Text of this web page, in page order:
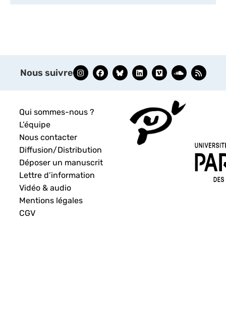
Nous suivre
Qui sommes-nous ?
L’équipe
Nous contacter
Diffusion/Distribution
Déposer un manuscrit
Lettre d’information
Vidéo & audio
Mentions légales
CGV